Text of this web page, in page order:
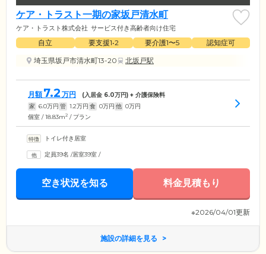
ケア・トラスト一期の家坂戸清水町
ケア・トラスト株式会社 サービス付き高齢者向け住宅
自立 要支援1•2 要介護1〜5
認知症可
埼玉県坂戸市清水町13-20
北坂戸駅
月額 7.2 万円 (入居金 6.0万円) + 介護保険料
家 6.0万円 管 1.2万円 食 0万円 他 0万円
個室 / 18.83m2 / プラン
トイレ付き居室
定員39名 /居室39室 /
空き状況を知る 料金見積もり
※2026/04/01更新
施設の詳細を見る